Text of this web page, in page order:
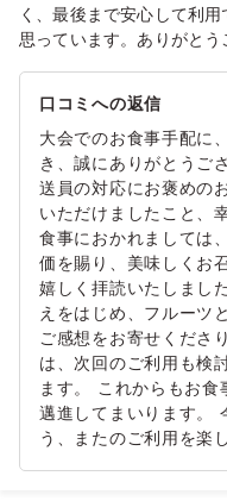
く、最後まで安心して利
思っています。ありがとう
口コミへの返信
大会でのお食事手配に
き、誠にありがとうご
送員の対応にお褒めの
いただけましたこと、
食事におかれましては
価を賜り、美味しくお
嬉しく拝読いたしまし
えをはじめ、フルーツ
ご感想をお寄せくださ
は、次回のご利用も検
ます。 これからもお食
邁進してまいります。
う、またのご利用を楽